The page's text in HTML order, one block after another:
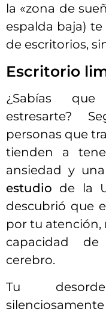
la «zona de
espalda baja)
de escritorios,
Escritorio
¿Sabías
estresarte?
personas que
tienden a
ansiedad y
estudio de la
descubrió que
por tu atención,
capacidad
cerebro.
Tu